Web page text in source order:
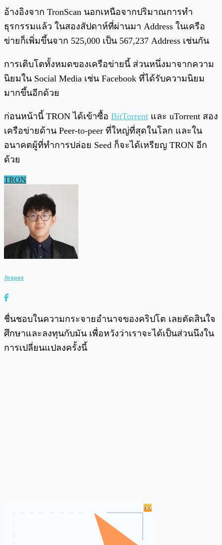
อ้างอิงจาก TronScan นอกเหนือจากปริมาณการทำ
ธุรกรรมแล้ว ในสองสัปดาห์ที่ผ่านมา Address ในเครือ
ข่ายก็เพิ่มขึ้นจาก 525,000 เป็น 567,237 Address เช่นกัน
การเติบโตทั้งหมดของเครือข่ายนี้ ส่วนหนึ่งมาจากความ
นิยมใน Social Media เช่น Facebook ที่ได้รับความนิยม
มากขึ้นอีกด้วย
ก่อนหน้านี้ TRON ได้เข้าซื้อ BitTorrent และ uTorrent สอง
เครือข่ายด้าน Peer-to-peer ที่ใหญ่ที่สุดในโลก และใน
อนาคตผู้ที่ทำการปล่อย Seed ก็จะได้เหรียญ TRON อีก
ด้วย
TRON
Jirapas
ชื่นชอบในความกระจายอำนาจของคริปโต เลยตัดสินใจ
ศึกษาและลงทุนกับมัน เพื่อหวังว่าเราจะได้เป็นส่วนนึงใน
การเปลี่ยนแปลงครั้งนี้